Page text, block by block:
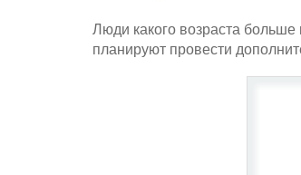
Люди какого возраста больше
планируют провести